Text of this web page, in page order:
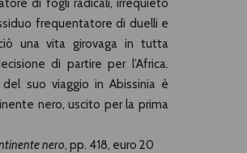
di fogli radicali, irrequieto
frequentatore di duelli e
una vita girovaga in tutta
di partire per l’Africa.
suo viaggio in Abissinia è
nero, uscito per la prima
nero, pp. 418, euro 20